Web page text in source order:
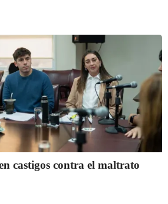
castigos contra el maltrato